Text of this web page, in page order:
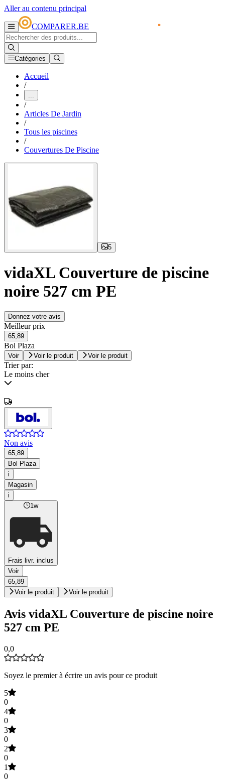
Aller au contenu principal
COMPARER.BE
Catégories
Accueil
/
...
/
Articles De Jardin
/
Tous les piscines
/
Couvertures De Piscine
5
vidaXL Couverture de piscine
noire 527 cm PE
Donnez votre avis
Meilleur prix
65,89
Bol Plaza
Voir Voir le produit Voir le produit
Trier par:
Le moins cher
Non avis
65,89
Bol Plaza
i
Magasin
i
1w
Frais livr. inclus
Voir
65,89
Voir le produit
Voir le produit
Avis vidaXL Couverture de piscine noire
527 cm PE
0,0
Soyez le premier à écrire un avis pour ce produit
5
0
4
0
3
0
2
0
1
0